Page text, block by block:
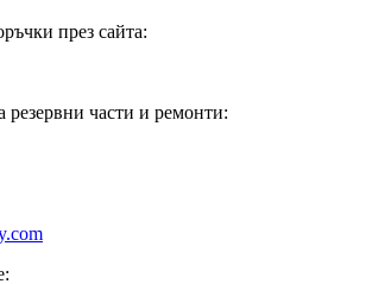
през сайта:
резервни части и ремонти: